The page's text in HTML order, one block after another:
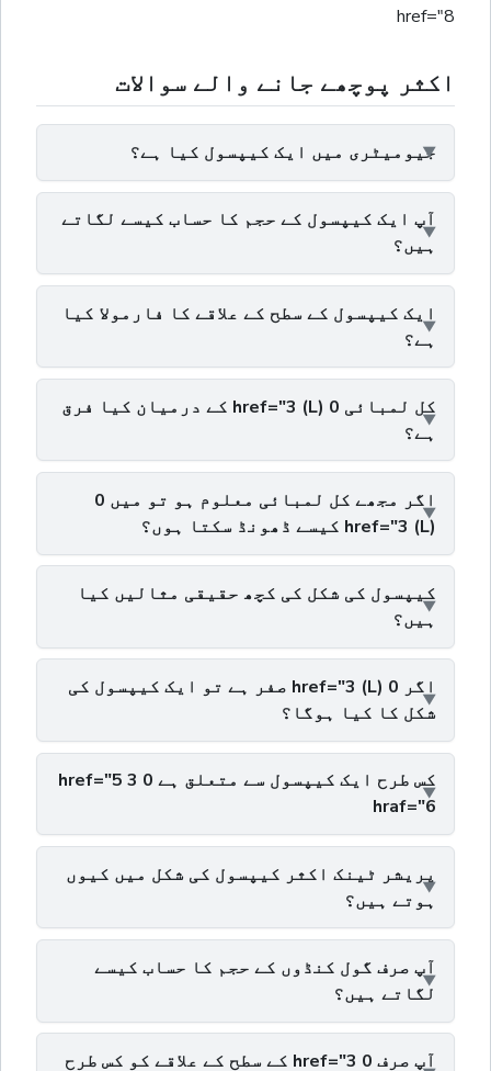
href="8
اکثر پوچھے جانے والے سوالات
جیومیٹری میں ایک کیپسول کیا ہے؟
آپ ایک کیپسول کے حجم کا حساب کیسے لگاتے
ہیں؟
ایک کیپسول کے سطح کے علاقے کا فارمولا کیا
ہے؟
کل لمبائی 0 href="3 (L) کے درمیان کیا فرق
ہے؟
اگر مجھے کل لمبائی معلوم ہو تو میں 0
href="3 (L) کیسے ڈھونڈ سکتا ہوں؟
کیپسول کی شکل کی کچھ حقیقی مثالیں کیا
ہیں؟
اگر 0 href="3 (L) صفر ہے تو ایک کیپسول کی
شکل کا کیا ہوگا؟
کس طرح ایک کیپسول سے متعلق ہے 0 href="5 3
hraf="6
پریشر ٹینک اکثر کیپسول کی شکل میں کیوں
ہوتے ہیں؟
آپ صرف گول کنڈوں کے حجم کا حساب کیسے
لگاتے ہیں؟
آپ صرف 0 href="3 کے سطح کے علاقے کو کس طرح